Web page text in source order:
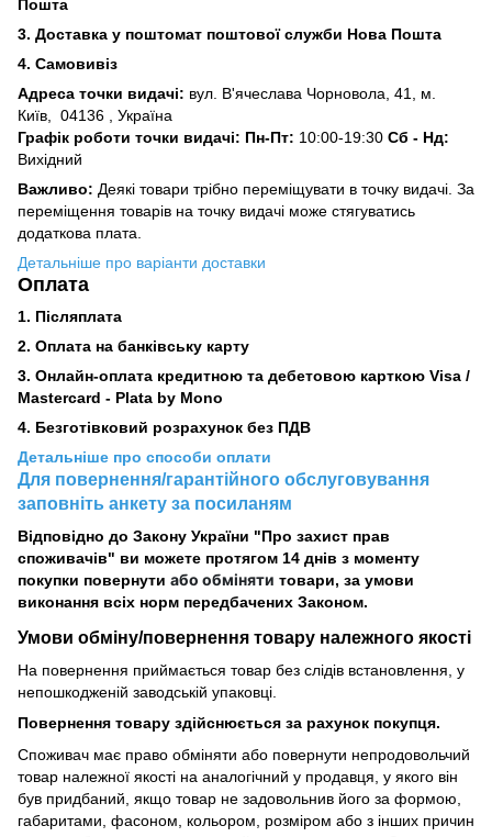
Пошта
3. Доставка у поштомат поштової служби Нова Пошта
4. Самовивіз
Адреса точки видачі: вул. В'ячеслава Чорновола, 41, м.
Київ,
04136 , Україна
Графік роботи точки видачі: Пн-Пт: 10:00-19:30 Сб - Нд:
Вихідний
Важливо: Деякі товари трібно переміщувати в точку видачі. За
переміщення товарів на точку видачі може стягуватись
додаткова плата.
Детальніше про варіанти доставки
Оплата
1. Післяплата
2. Оплата на банківську карту
3. Онлайн-оплата кредитною та дебетовою карткою Visa /
Mastercard - Plata by Mono
4. Безготівковий розрахунок без ПДВ
Детальніше про способи оплати
Для повернення/гарантійного обслуговування
заповніть анкету за посиланям
Відповідно до Закону України "Про захист прав
споживачів" ви можете протягом 14 днів з моменту
покупки повернути або обміняти товари, за умови
виконання всіх норм передбачених Законом.
Умови обміну/повернення товару належного якості
На повернення приймається товар без слідів встановлення, у
непошкодженій заводській упаковці.
Повернення товару здійснюється за рахунок покупця.
Споживач має право обміняти або повернути непродовольчий
товар належної якості на аналогічний у продавця, у якого він
був придбаний, якщо товар не задовольнив його за формою,
габаритами, фасоном, кольором, розміром або з інших причин